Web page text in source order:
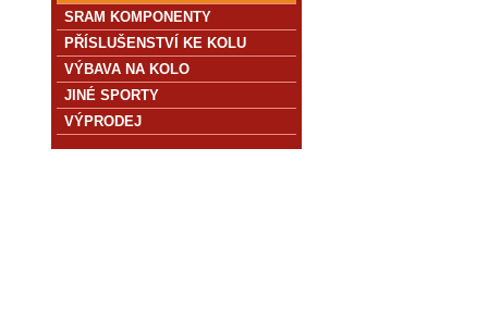
SRAM KOMPONENTY
PŘÍSLUŠENSTVÍ KE KOLU
VÝBAVA NA KOLO
JINÉ SPORTY
VÝPRODEJ